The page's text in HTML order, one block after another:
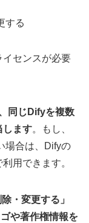
する
イセンスが必要
同じDifyを複数
します。もし、
場合は、Difyの
用できます。
・変更する」
や著作権情報を